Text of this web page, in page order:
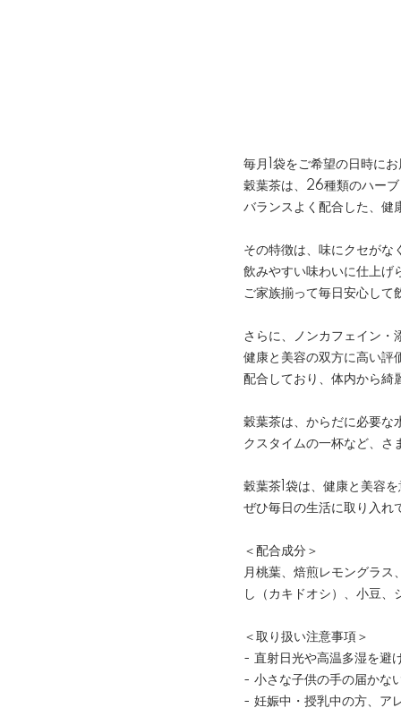
毎月1袋をご希望の日時にお
穀葉茶は、26種類のハー
バランスよく配合した、健
その特徴は、味にクセがな
飲みやすい味わいに仕上げ
ご家族揃って毎日安心して
さらに、ノンカフェイン・
健康と美容の双方に高い評
配合しており、体内から綺
穀葉茶は、からだに必要な
クスタイムの一杯など、さ
穀葉茶1袋は、健康と美容
ぜひ毎日の生活に取り入れ
＜配合成分＞
月桃葉、焙煎レモングラス
し（カキドオシ）、小豆
＜取り扱い注意事項＞
- 直射日光や高温多湿を避
- 小さな子供の手の届かな
- 妊娠中・授乳中の方、ア